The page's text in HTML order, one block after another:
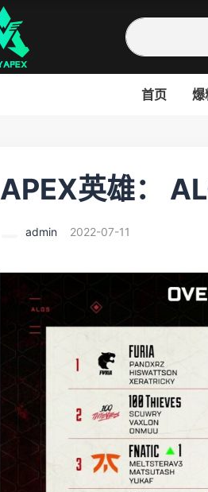
首页 爆
APEX英雄：
admin 2022-07-11